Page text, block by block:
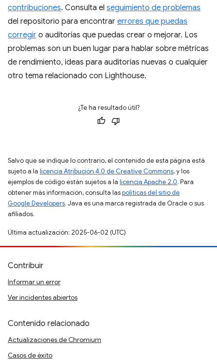
contribuciones. Consulta el seguimiento de problemas
del repositorio para encontrar errores que puedas
corregir o auditorías que puedas crear o mejorar. Los
problemas son un buen lugar para hablar sobre métricas
de rendimiento, ideas para auditorías nuevas o cualquier
otro tema relacionado con Lighthouse.
¿Te ha resultado útil?
Salvo que se indique lo contrario, el contenido de esta página está
sujeto a la licencia Atribución 4.0 de Creative Commons, y los
ejemplos de código están sujetos a la licencia Apache 2.0. Para
obtener más información, consulta laspolíticas del sitio de
Google Developers. Java es una marca registrada de Oracle o sus
afiliados.
Última actualización: 2025-06-02 (UTC)
Contribuir
Informar un error
Ver incidentes abiertos
Contenido relacionado
Actualizaciones de Chromium
Casos de éxito